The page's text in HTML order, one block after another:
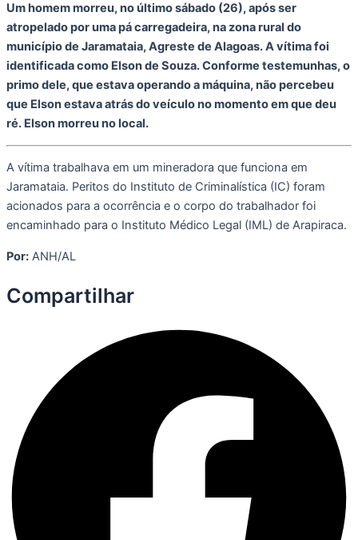
Um homem morreu, no último sábado (26), após ser
atropelado por uma pá carregadeira, na zona rural do
município de Jaramataia, Agreste de Alagoas. A vítima foi
identificada como Elson de Souza. Conforme testemunhas, o
primo dele, que estava operando a máquina, não percebeu
que Elson estava atrás do veículo no momento em que deu
ré. Elson morreu no local.
A vítima trabalhava em um mineradora que funciona em
Jaramataia. Peritos do Instituto de Criminalística (IC) foram
acionados para a ocorrência e o corpo do trabalhador foi
encaminhado para o Instituto Médico Legal (IML) de Arapiraca.
Por: ANH/AL
Compartilhar